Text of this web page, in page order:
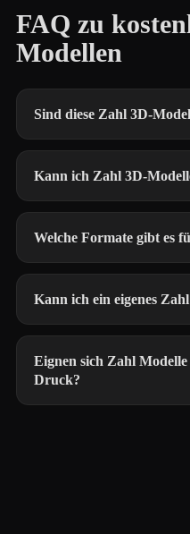
FAQ zu
Modellen
Sind diese Zahl 3D-
Kann ich Zahl 3D-
Welche Formate gibt es
Kann ich ein eigenes
Eignen sich Zahl
Druck?